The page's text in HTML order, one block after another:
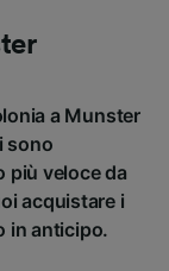
a Munster
sono
più veloce da
acquistare i
in anticipo.